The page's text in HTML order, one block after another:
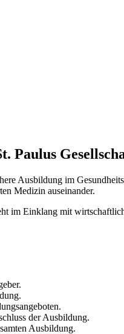
Paulus
Ausbildung im
Medizin auseinander.
im Einklang mit
der Ausbildung.
Ausbildung.